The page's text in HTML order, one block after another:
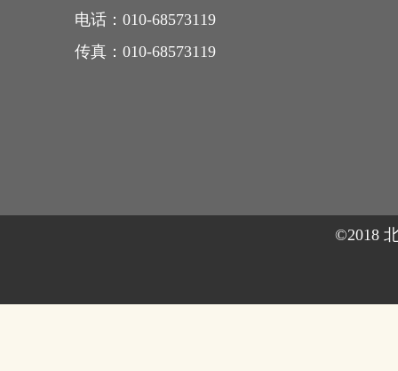
电话： 010-68573119
传真： 010-68573119
©2018